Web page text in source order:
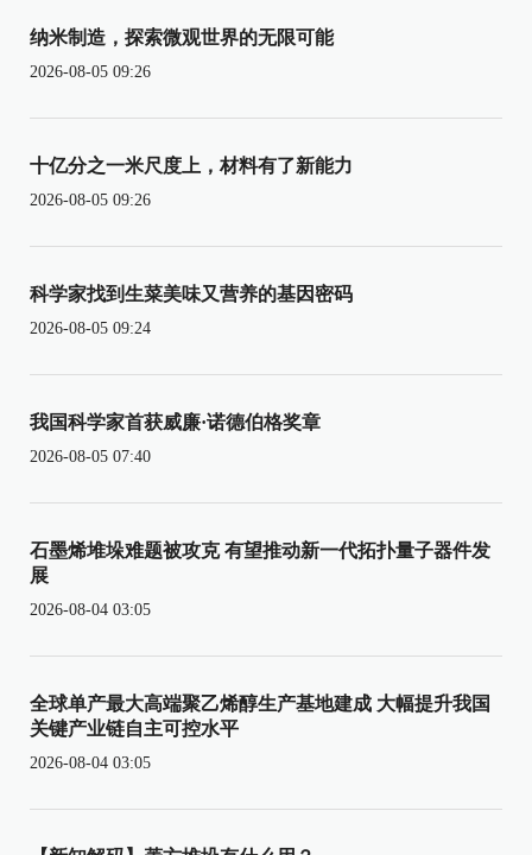
纳米制造，探索微观世界的无限可能
2026-08-05 09:26
十亿分之一米尺度上，材料有了新能力
2026-08-05 09:26
科学家找到生菜美味又营养的基因密码
2026-08-05 09:24
我国科学家首获威廉·诺德伯格奖章
2026-08-05 07:40
石墨烯堆垛难题被攻克 有望推动新一代拓扑量子器件发
展
2026-08-04 03:05
全球单产最大高端聚乙烯醇生产基地建成 大幅提升我国
关键产业链自主可控水平
2026-08-04 03:05